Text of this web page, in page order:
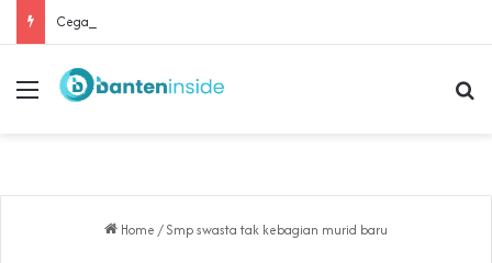
Menu
Home / Smp swasta tak kebagian murid baru